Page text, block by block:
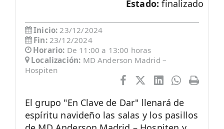
Estado:finalizado
Inicio:23/12/2024
Fin: 23/12/2024
Horario: De 11:00 a 13:00 horas
Localización: MD Anderson Madrid –
Hospiten
El grupo "En Clave de Dar" llenará de
espíritu navideño las salas y los pasillos